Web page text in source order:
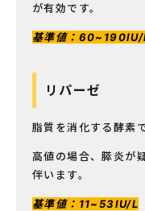
が有効です。
基準値：60~190IU/
リパーゼ
脂質を消化する酵素で
高値の場合、膵炎が
伴います。
基準値：11~53IU/L